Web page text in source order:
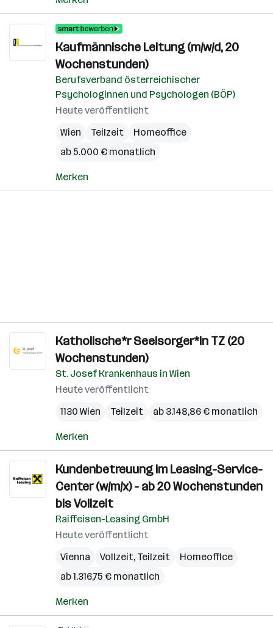
Kaufmännische Leitung (m/w/d, 20
Wochenstunden)
Berufsverband österreichischer
Psychologinnen und Psychologen (BÖP)
Heute veröffentlicht
Wien
Teilzeit
Homeoffice
ab 5.000 € monatlich
Merken
Katholische*r Seelsorger*in TZ (20
Wochenstunden)
St. Josef Krankenhaus in Wien
Heute veröffentlicht
1130 Wien
Teilzeit ab 3.148,86 € monatlich
Merken
Kundenbetreuung im Leasing-Service-
Center (w/m/x) - ab 20 Wochenstunden
bis Vollzeit
Raiffeisen-Leasing GmbH
Heute veröffentlicht
Vienna
Vollzeit, Teilzeit
Homeoffice
ab 1.316,75 € monatlich
Merken